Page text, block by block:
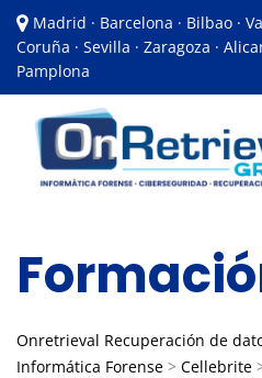
Madrid · Barcelona · Bilbao ·
Coruña · Sevilla · Zaragoza ·
Pamplona
Onretrieval Recuperación de
Informática Forense > Cellebrite